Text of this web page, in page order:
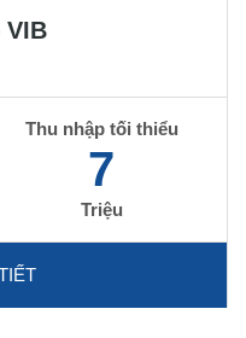
VIB
Thu nhập tối thiểu
7
Triệu